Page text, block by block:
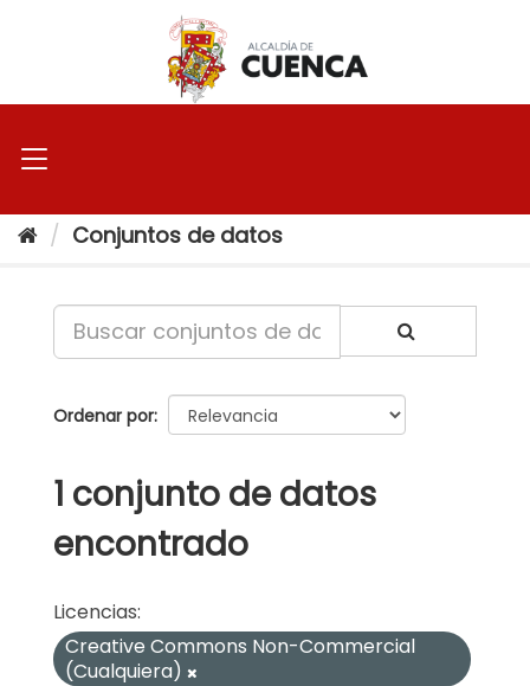
Conjuntos de datos
Ordenar por
1 conjunto de datos
encontrado
Licencias:
Creative Commons Non-Commercial
(Cualquiera)